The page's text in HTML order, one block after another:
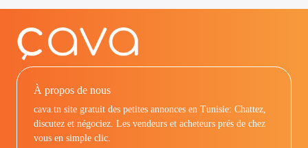
À propos de nous
cava.tn site gratuit des petites annonces en Tunisie: Chattez,
discutez et négociez. Les vendeurs et acheteurs prés de chez
vous en simple clic.